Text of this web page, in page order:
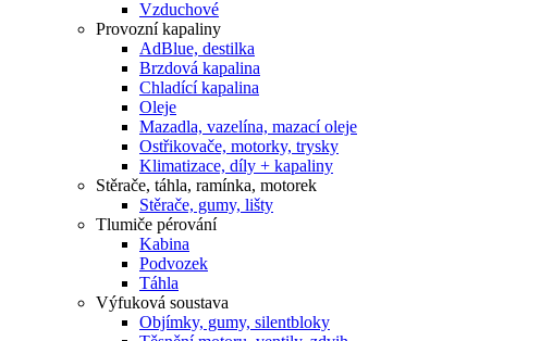
Vzduchové
Provozní kapaliny
AdBlue, destilka
Brzdová kapalina
Chladící kapalina
Oleje
Mazadla, vazelína, mazací oleje
Ostřikovače, motorky, trysky
Klimatizace, díly + kapaliny
Stěrače, táhla, ramínka, motorek
Stěrače, gumy, lišty
Tlumiče pérování
Kabina
Podvozek
Táhla
Výfuková soustava
Objímky, gumy, silentbloky